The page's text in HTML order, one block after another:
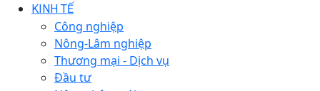
KINH TẾ
Công nghiệp
Nông-Lâm nghiệp
Thương mại - Dịch vụ
Đầu tư